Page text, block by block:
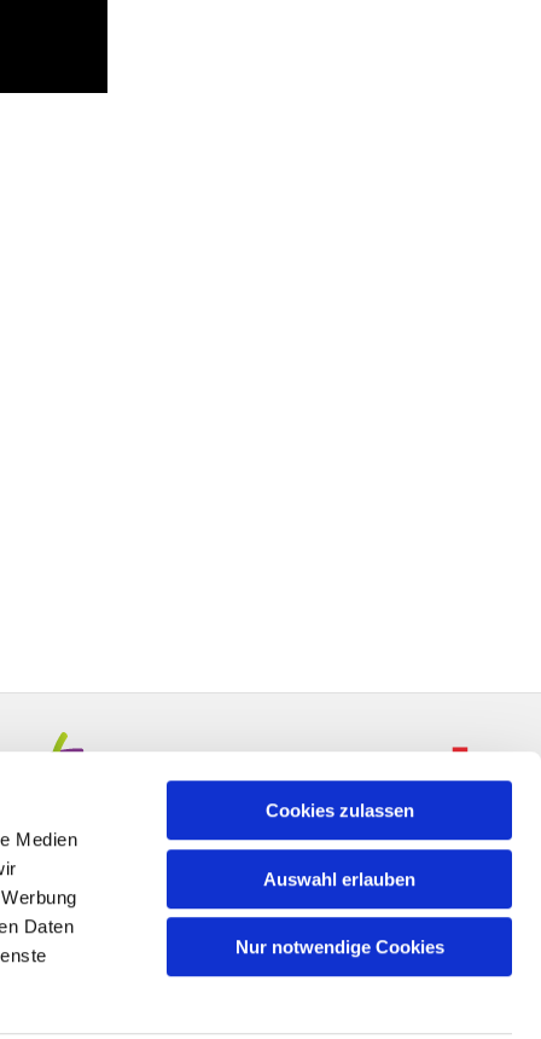
Medien
Daten
Cookies zulassen
Auswahl erlauben
Nur notwendige Cookies